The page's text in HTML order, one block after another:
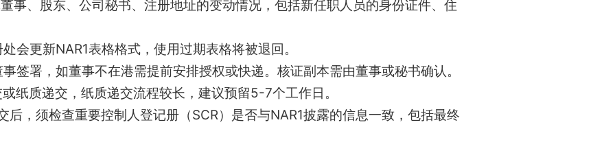
事、股东、公司秘书、注册地址的变动情况，包括新任职人员的身份证件、住
会更新NAR1表格格式，使用过期表格将被退回。
签署，如董事不在港需提前安排授权或快递。核证副本需由董事或秘书确认。
纸质递交，纸质递交流程较长，建议预留5-7个工作日。
后，须检查重要控制人登记册（SCR）是否与NAR1披露的信息一致，包括最终